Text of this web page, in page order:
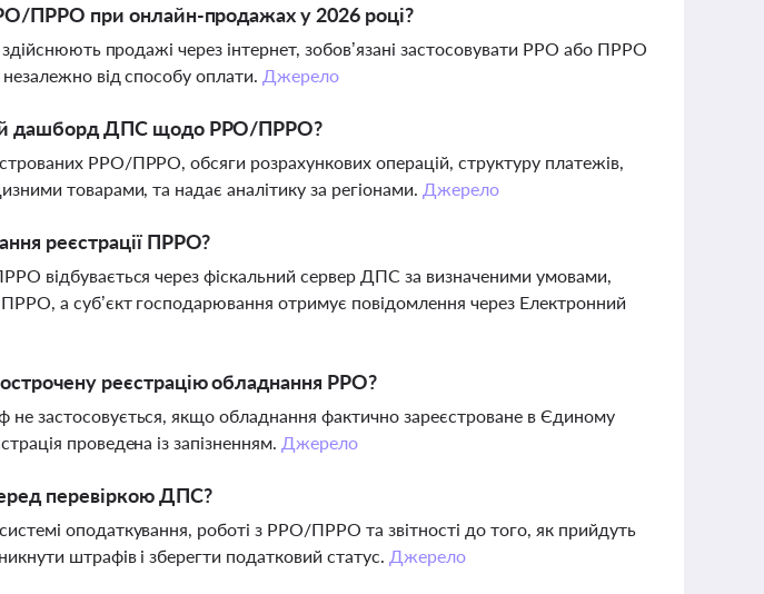
ПРРО при онлайн-продажах у 2026 році?
здійснюють продажі через інтернет, зобов’язані застосовувати РРО або ПРРО
від способу оплати. Джерело
дашборд ДПС щодо РРО/ПРРО?
РРО/ПРРО, обсяги розрахункових операцій, структуру платежів,
товарами, та надає аналітику за регіонами. Джерело
реєстрації ПРРО?
відбувається через фіскальний сервер ДПС за визначеними умовами,
а суб’єкт господарювання отримує повідомлення через Електронний
реєстрацію обладнання РРО?
застосовується, якщо обладнання фактично зареєстроване в Єдиному
проведена із запізненням. Джерело
перевіркою ДПС?
оподаткування, роботі з РРО/ПРРО та звітності до того, як прийдуть
штрафів і зберегти податковий статус. Джерело